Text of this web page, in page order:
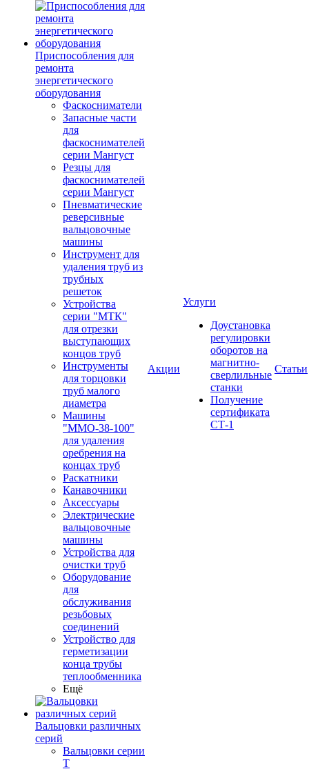
Приспособления для
ремонта
энергетического
оборудования
Фаскосниматели
Запасные части
для
фаскоснимателей
серии Мангуст
Резцы для
фаскоснимателей
серии Мангуст
Пневматические
реверсивные
вальцовочные
машины
Инструмент для
удаления труб из
трубных
решеток
Устройства
серии "МТК"
для отрезки
выступающих
концов труб
Инструменты
для торцовки
труб малого
диаметра
Машины
"ММО-38-100"
для удаления
оребрения на
концах труб
Раскатники
Канавочники
Аксессуары
Электрические
вальцовочные
машины
Устройства для
очистки труб
Оборудование
для
обслуживания
резьбовых
соединений
Устройство для
герметизации
конца трубы
теплообменника
Ещё
Вальцовки различных
серий
Вальцовки серии
Т
Акции
Услуги
Доустановка
регулировки
оборотов на
магнитно-
сверлильные
станки
Получение
сертификата
СТ-1
Статьи